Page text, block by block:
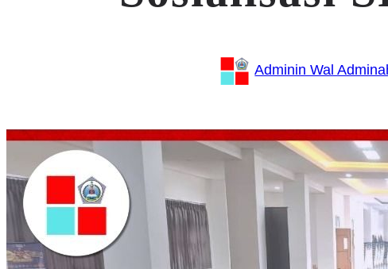
Adminin Wal